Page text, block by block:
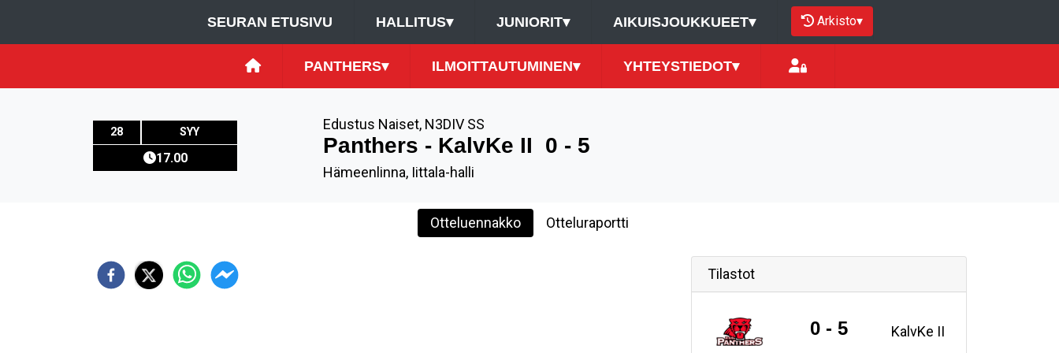
SEURAN ETUSIVU HALLITUS▾ JUNIORIT▾ AIKUISJOUKKUEET▾ Arkisto▾
PANTHERS▾ ILMOITTAUTUMINEN▾ YHTEYSTIEDOT▾
28 SYY
17.00
Edustus Naiset, N3DIV SS
Panthers - KalvKe II 0 - 5
Hämeenlinna, Iittala-halli
Otteluennakko Otteluraportti
Tilastot
0 - 5 KalvKe II